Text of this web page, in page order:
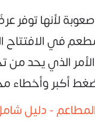
لأنها توفر
في الافتتاح
الذي يحد من
أكبر وأخطاء
- دليل